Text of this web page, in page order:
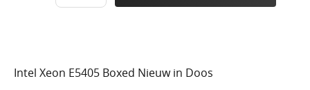
Intel Xeon E5405 Boxed Nieuw in Doos